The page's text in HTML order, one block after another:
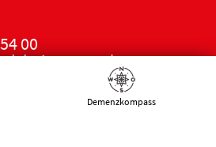
00
mv.de
Demenz­kompass